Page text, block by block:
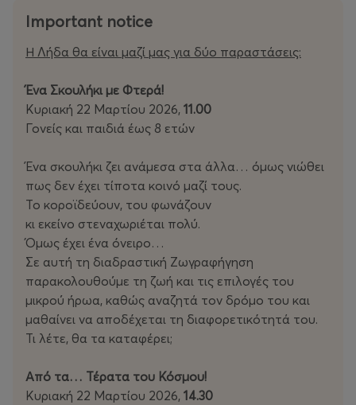
Important notice
Η Λήδα θα είναι μαζί μας για δύο παραστάσεις:
Ένα Σκουλήκι με Φτερά!
Κυριακή 22 Μαρτίου 2026, 11.00
Γονείς και παιδιά έως 8 ετών
Ένα σκουλήκι ζει ανάμεσα στα άλλα… όμως νιώθει
πως δεν έχει τίποτα κοινό μαζί τους.
Το κοροϊδεύουν, του φωνάζουν
κι εκείνο στεναχωριέται πολύ.
Όμως έχει ένα όνειρο…
Σε αυτή τη διαδραστική Ζωγραφήγηση
παρακολουθούμε τη ζωή και τις επιλογές του
μικρού ήρωα, καθώς αναζητά τον δρόμο του και
μαθαίνει να αποδέχεται τη διαφορετικότητά του.
Τι λέτε, θα τα καταφέρει;
Από τα… Τέρατα του Κόσμου!
Κυριακή 22 Μαρτίου 2026, 14.30